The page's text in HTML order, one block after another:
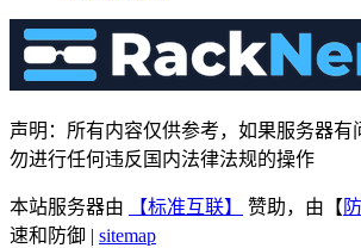
声明：所有内容仅供参考，如果服务器有
勿进行任何违反国内法律法规的操作
本站服务器由 【标准互联】 赞助，由【
速和防御 | sitemap